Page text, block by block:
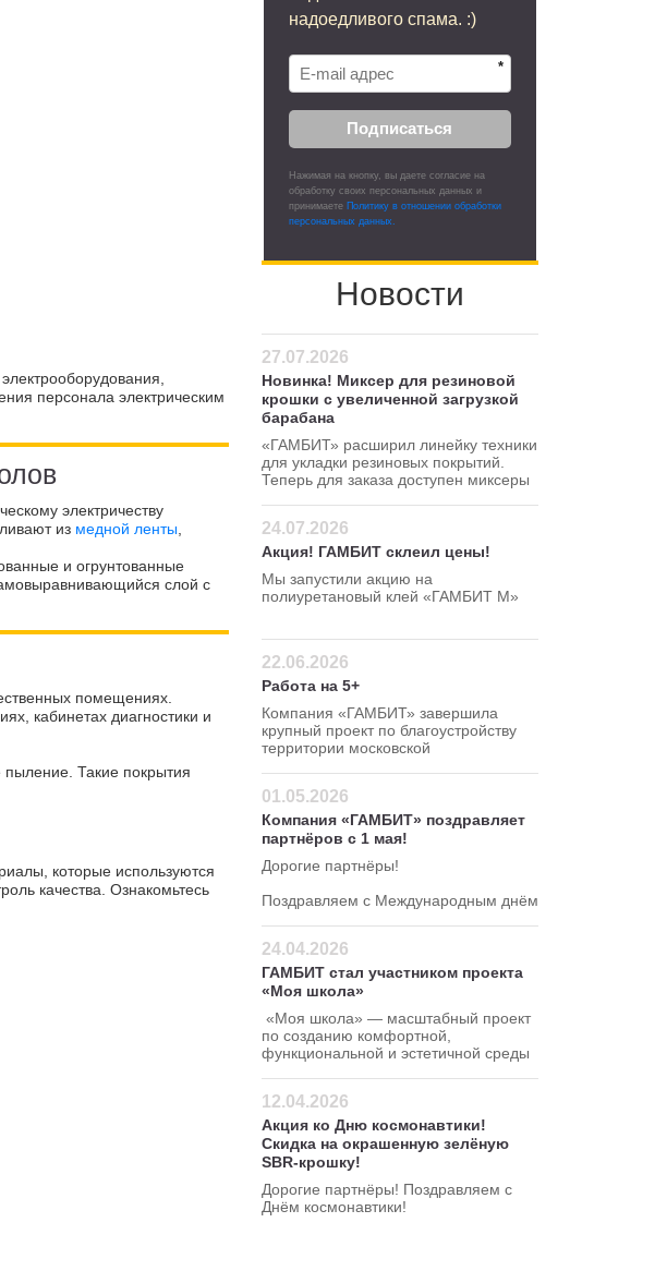
персонала электрическим
электричеству
из медной ленты
и огрунтованные
слой с
помещениях.
кабинетах диагностики и
Такие покрытия
которые используются
качества. Ознакомьтесь
надоедливого спама. :)
*
Подписаться
Нажимая на кнопку, вы даете согласие на
обработку своих персональных данных и
принимаетеПолитику в отношении обработки
персональных данных.
Новости
27.07.2026
Новинка! Миксер для резиновой
крошки с увеличенной загрузкой
барабана
«ГАМБИТ» расширил линейку техники
для укладки резиновых покрытий.
Теперь для заказа доступен миксеры
24.07.2026
Акция! ГАМБИТ склеил цены!
Мы запустили акцию на
полиуретановый клей «ГАМБИТ М»
22.06.2026
Работа на 5+
Компания «ГАМБИТ» завершила
крупный проект по благоустройству
территории московской
01.05.2026
Компания «ГАМБИТ» поздравляет
партнёров с 1 мая!
Дорогие партнёры!
Поздравляем с Международным днём
24.04.2026
ГАМБИТ стал участником проекта
«Моя школа»
«Моя школа» — масштабный проект
по созданию комфортной,
функциональной и эстетичной среды
12.04.2026
Акция ко Дню космонавтики!
Скидка на окрашенную зелёную
SBR-крошку!
Дорогие партнёры! Поздравляем с
Днём космонавтики!